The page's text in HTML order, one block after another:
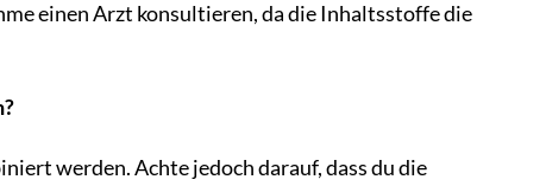
einen Arzt konsultieren, da die Inhaltsstoffe die
werden. Achte jedoch darauf, dass du die